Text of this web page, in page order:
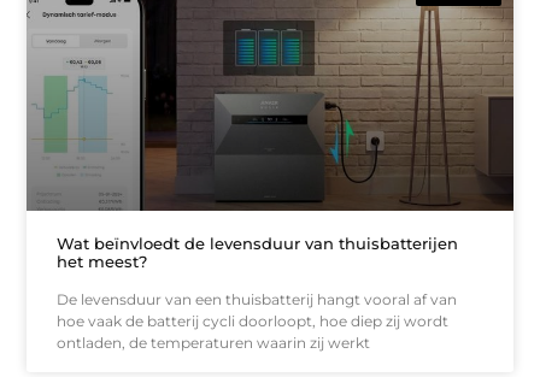
Wat beïnvloedt de levensduur van thuisbatterijen
het meest?
De levensduur van een thuisbatterij hangt vooral af van
hoe vaak de batterij cycli doorloopt, hoe diep zij wordt
ontladen, de temperaturen waarin zij werkt